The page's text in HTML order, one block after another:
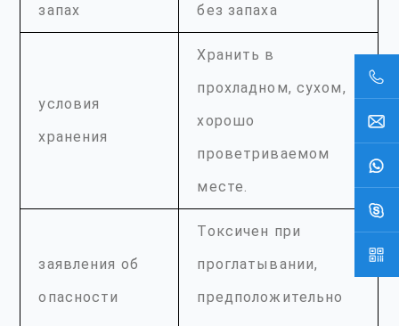
запах без запаха
условия
хранения
Хранить в
прохладном, сухом,
хорошо
проветриваемом
месте.
заявления об
опасности
Токсичен при
проглатывании,
предположительно